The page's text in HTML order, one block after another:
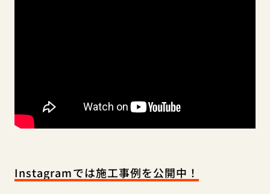
Instagramでは施工事例を公開中！